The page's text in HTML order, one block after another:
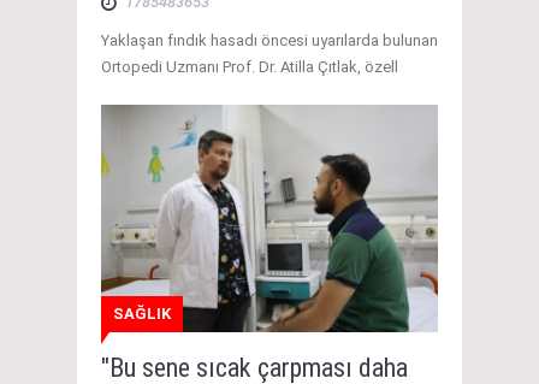
Yaklaşan fındık hasadı öncesi uyarılarda bulunan
Ortopedi Uzmanı Prof. Dr. Atilla Çıtlak, özell
SAĞLIK
"Bu sene sıcak çarpması daha